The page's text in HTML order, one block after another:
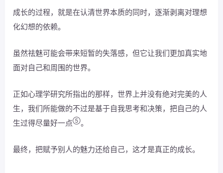
成长的过程，就是在认清世界本质的同时，逐渐剥离对理想
化幻想的依赖。
虽然祛魅可能会带来短暂的失落感，但它让我们更加真实地
面对自己和周围的世界。
正如心理学研究所指出的那样，世界上并没有绝对完美的人
生，我们所能做的不过是基于自我思考和决策，把自己的人
生过得尽量好一点⑤。
最终，把赋予别人的魅力还给自己，这才是真正的成长。